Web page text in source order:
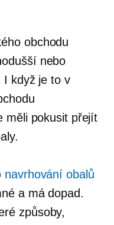
obchodu
nebo
I když je to v
měli pokusit přejít
navrhování obalů
a má dopad.
způsoby,